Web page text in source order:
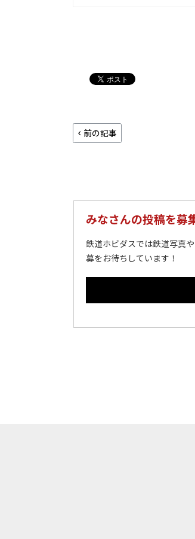
前の記事
みなさんの投稿を募
鉄道ホビダスでは鉄道写真
募をお待ちしています！